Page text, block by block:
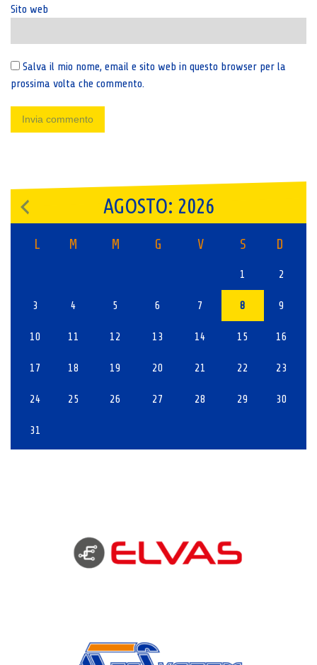
Sito web
Salva il mio nome, email e sito web in questo browser per la
prossima volta che commento.
AGOSTO: 2026
L M M G V S D
1 2
3 4 5 6 7 8 9
10 11 12 13 14 15 16
17 18 19 20 21 22 23
24 25 26 27 28 29 30
31